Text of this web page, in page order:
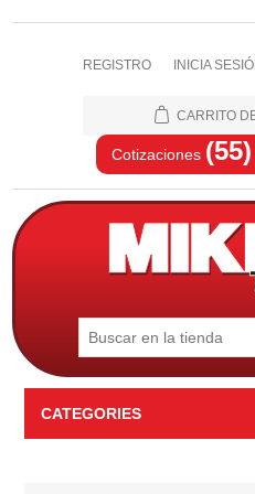
REGISTRO INICIA
CARRITO
Cotizaciones
CATEGORIES